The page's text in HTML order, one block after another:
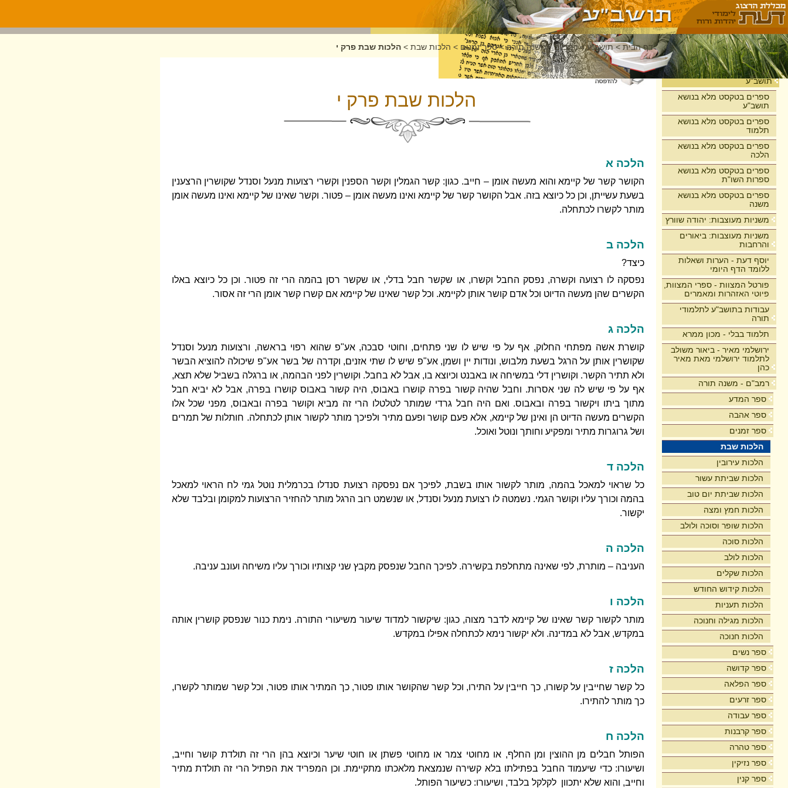
בית
תושב"ע
ספרים בטקסט מלא בנושא
תושב"ע
ספרים בטקסט מלא בנושא
תלמוד
ספרים בטקסט מלא בנושא
הלכה
ספרים בטקסט מלא בנושא
ספרות השו"ת
ספרים בטקסט מלא בנושא
משנה
משניות מעוצבות: יהודה שוורץ
משניות מעוצבות: ביאורים
והרחבות
יוסף דעת - הערות ושאלות
ללומד הדף היומי
פורטל המצוות - ספרי המצוות,
פיוטי האזהרות ומאמרים
עבודות בתושב"ע לתלמודי
תורה
תלמוד בבלי - מכון ממרא
ירושלמי מאיר - ביאור משולב
לתלמוד ירושלמי מאת מאיר
כהן
רמב"ם - משנה תורה
ספר המדע
ספר אהבה
ספר זמנים
הלכות שבת
הלכות עירובין
הלכות שביתת עשור
הלכות שביתת יום טוב
הלכות חמץ ומצה
הלכות שופר וסוכה ולולב
הלכות סוכה
הלכות לולב
הלכות שקלים
הלכות קידוש החודש
הלכות תעניות
הלכות מגילה וחנוכה
הלכות חנוכה
ספר נשים
ספר קדושה
ספר הפלאה
ספר זרעים
ספר עבודה
ספר קרבנות
ספר טהרה
ספר נזיקין
ספר קנין
דף הבית >תושב"ע >רמב"ם - משנה תורה>ספר זמנים > הלכות שבת > הלכות שבת פרק י
הלכות שבת פרק י
הלכה א
הקושר קשר של קיימא והוא מעשה אומן – חייב. כגון: קשר הגמלין וקשר הספנין וקשרי רצועות מנעל וסנדל שקושרין הרצענין
בשעת עשייתן, וכן כל כיוצא בזה. אבל הקושר קשר של קיימא ואינו מעשה אומן – פטור. וקשר שאינו של קיימא ואינו מעשה אומן
מותר לקשרו לכתחלה.
הלכה ב
כיצד?
נפסקה לו רצועה וקשרה, נפסק החבל וקשרו, או שקשר חבל בדלי, או שקשר רסן בהמה הרי זה פטור. וכן כל כיוצא באלו
הקשרים שהן מעשה הדיוט וכל אדם קושר אותן לקיימא. וכל קשר שאינו של קיימא אם קשרו קשר אומן הרי זה אסור.
הלכה ג
קושרת אשה מפתחי החלוק, אף על פי שיש לו שני פתחים, וחוטי סבכה, אע"פ שהוא רפוי בראשה, ורצועות מנעל וסנדל
שקושרין אותן על הרגל בשעת מלבוש, ונודות יין ושמן, אע"פ שיש לו שתי אזנים, וקדרה של בשר אע"פ שיכולה להוציא הבשר
ולא תתיר הקשר. וקושרין דלי במשיחה או באבנט וכיוצא בו, אבל לא בחבל. וקושרין לפני הבהמה, או ברגלה בשביל שלא תצא,
אף על פי שיש לה שני אסרות. וחבל שהיה קשור בפרה קושרו באבוס, היה קשור באבוס קושרו בפרה, אבל לא יביא חבל
מתוך ביתו ויקשור בפרה ובאבוס. ואם היה חבל גרדי שמותר לטלטלו הרי זה מביא וקושר בפרה ובאבוס, מפני שכל אלו
הקשרים מעשה הדיוט הן ואינן של קיימא, אלא פעם קושר ופעם מתיר ולפיכך מותר לקשור אותן לכתחלה. חותלות של תמרים
ושל גרוגרות מתיר ומפקיע וחותך ונוטל ואוכל.
הלכה ד
כל שראוי למאכל בהמה, מותר לקשור אותו בשבת, לפיכך אם נפסקה רצועת סנדלו בכרמלית נוטל גמי לח הראוי למאכל
בהמה וכורך עליו וקושר הגמי. נשמטה לו רצועת מנעל וסנדל, או שנשמט רוב הרגל מותר להחזיר הרצועות למקומן ובלבד שלא
יקשור.
הלכה ה
העניבה – מותרת, לפי שאינה מתחלפת בקשירה. לפיכך החבל שנפסק מקבץ שני קצותיו וכורך עליו משיחה ועונב עניבה.
הלכה ו
מותר לקשור קשר שאינו של קיימא לדבר מצוה, כגון: שיקשור למדוד שיעור משיעורי התורה. נימת כנור שנפסק קושרין אותה
במקדש, אבל לא במדינה. ולא יקשור נימא לכתחלה אפילו במקדש.
הלכה ז
כל קשר שחייבין על קשורו, כך חייבין על התירו, וכל קשר שהקושר אותו פטור, כך המתיר אותו פטור, וכל קשר שמותר לקשרו,
כך מותר להתירו.
הלכה ח
הפותל חבלים מן ההוצין ומן החלף, או מחוטי צמר או מחוטי פשתן או חוטי שיער וכיוצא בהן הרי זה תולדת קושר וחייב,
ושיעורו: כדי שיעמוד החבל בפתילתו בלא קשירה שנמצאת מלאכתו מתקיימת. וכן המפריד את הפתיל הרי זה תולדת מתיר
וחייב, והוא שלא יתכוון לקלקל בלבד, ושיעורו: כשיעור הפותל.